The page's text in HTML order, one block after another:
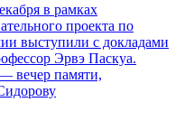
в рамках
проекта по
выступили с докладами
Эрвэ Паскуа.
вечер памяти,